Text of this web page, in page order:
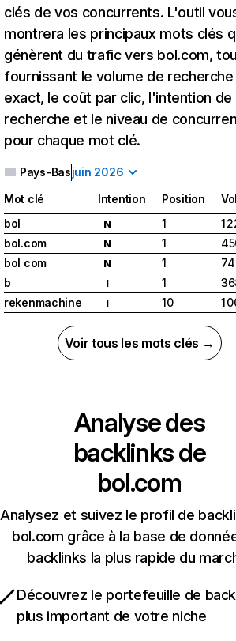
clés de vos concurrents. L'outil
montrera les principaux mots clés
génèrent du trafic vers bol.com,
fournissant le volume de recherche
exact, le coût par clic, l'intention de
recherche et le niveau de
pour chaque mot clé.
Pays-Basjuin 2026
Mot clé Intention Position
bol
N 1
1
bol.com
N 1
bol com
N 1
b
I 1
rekenmachine
I 10 1
Voir tous les mots clés →
Analyse des
backlinks de
bol.com
Analysez et suivez le profil de
bol.com grâce à la base de
backlinks la plus rapide du
Découvrez le portefeuille de
plus important de votre niche